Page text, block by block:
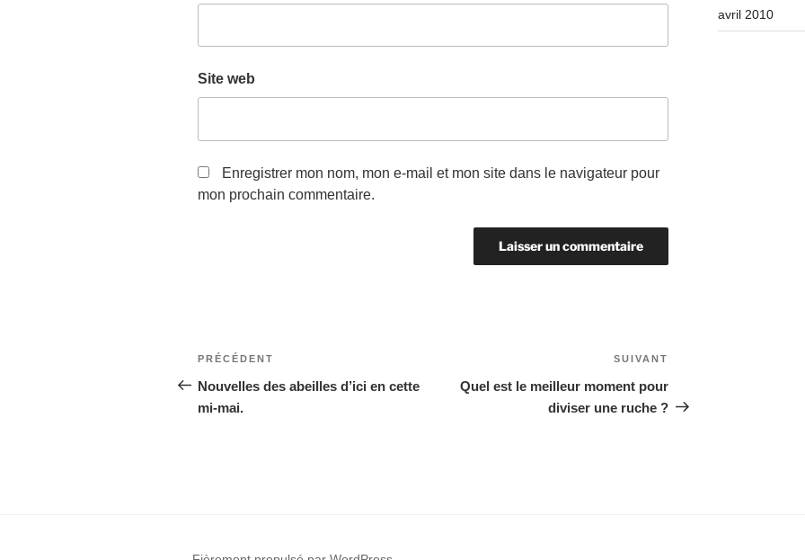
Site web
Enregistrer mon nom, mon e-mail et mon site dans le navigateur pour
mon prochain commentaire.
Navigation
de
l’article
Article
précédent
PRÉCÉDENT
Nouvelles des abeilles d’ici en cette
mi-mai.
suivant
SUIVANT
Quel est le meilleur moment pour
diviser une ruche ?
avril 2010